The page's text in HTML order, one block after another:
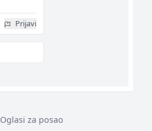
Prijavi
Oglasi za posao